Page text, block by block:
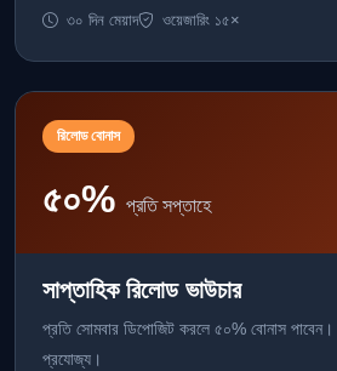
৩০ দিন মেয়াদ ওয়েজারিং ১৫×
রিলোড বোনাস
৫০% প্রতি সপ্তাহে
সাপ্তাহিক রিলোড ভাউচার
প্রতি সোমবার ডিপোজিট করলে ৫০% বোনাস পাবেন।
প্রযোজ্য।